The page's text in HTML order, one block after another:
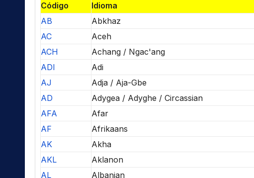
Código
Idioma
AB
Abkhaz
AC
Aceh
ACH
Achang / Ngac'ang
ADI
Adi
AJ
Adja / Aja-Gbe
AD
Adygea / Adyghe / Circassian
AFA
Afar
AF
Afrikaans
AK
Akha
AKL
Aklanon
AL
Albanian